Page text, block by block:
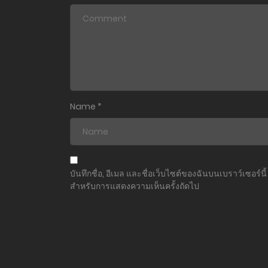
ตอนที่ 38
ตอนที่ 37
ตอนที่ 36
Name *
บันทึกชื่อ, อีเมล และชื่อเว็บไซต์ของฉันบนเบราว์เซอร์นี้
สำหรับการแสดงความเห็นครั้งถัดไป